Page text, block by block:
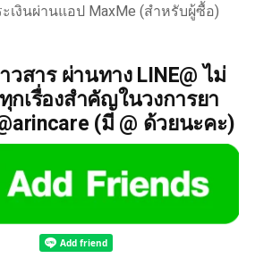
เงินผ่านแอป MaxMe (สำหรับผู้ซื้อ)
สาร ผ่านทาง LINE@ ไม่
เรื่องสำคัญในวงการยา
(มี @ ด้วยนะคะ)